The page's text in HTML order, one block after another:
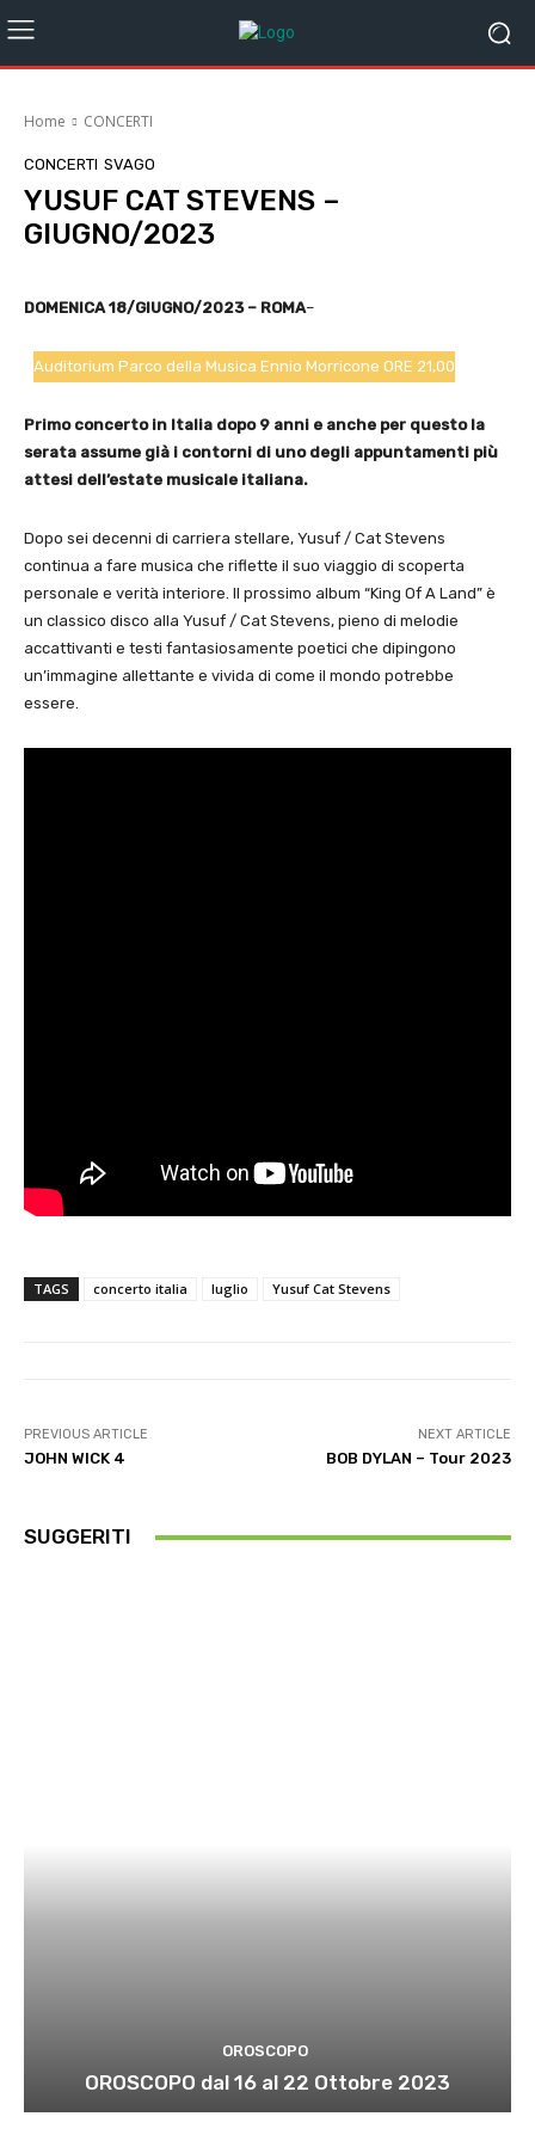
Home CONCERTI
CONCERTI SVAGO
YUSUF CAT STEVENS –
GIUGNO/2023
DOMENICA 18/GIUGNO/2023 – ROMA–
Auditorium Parco della Musica Ennio Morricone ORE 21,00
Primo concerto in Italia dopo 9 anni e anche per questo la
serata assume già i contorni di uno degli appuntamenti più
attesi dell’estate musicale italiana.
Dopo sei decenni di carriera stellare, Yusuf / Cat Stevens
continua a fare musica che riflette il suo viaggio di scoperta
personale e verità interiore. Il prossimo album “King Of A Land” è
un classico disco alla Yusuf / Cat Stevens, pieno di melodie
accattivanti e testi fantasiosamente poetici che dipingono
un’immagine allettante e vivida di come il mondo potrebbe
essere.
TAGS concerto italia luglio Yusuf Cat Stevens
PREVIOUS ARTICLE
JOHN WICK 4
NEXT ARTICLE
BOB DYLAN – Tour 2023
SUGGERITI
OROSCOPO
OROSCOPO dal 16 al 22 Ottobre 2023